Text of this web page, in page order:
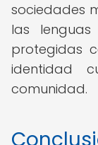
sociedades
las
protegidas
identidad
comunidad.